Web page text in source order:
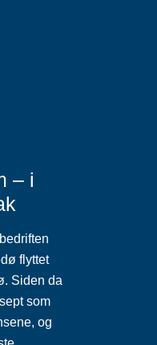
– i
flyttet
Siden da
som
og